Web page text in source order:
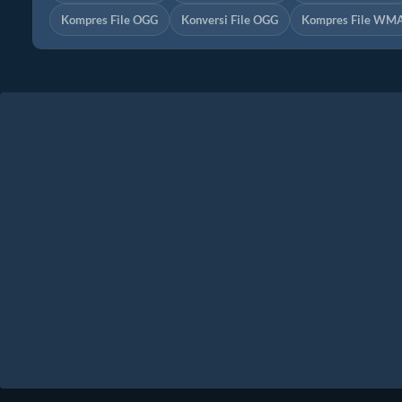
Kompres File OGG Konversi File OGG Kompres File